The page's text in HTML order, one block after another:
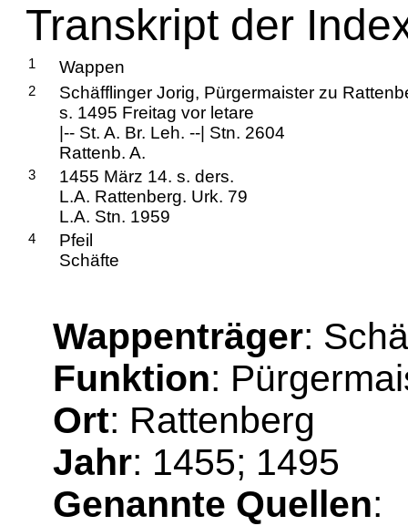
Transkript der
1 Wappen
2
Schäfflinger Jorig, Pürgermaister zu
s. 1495 Freitag vor letare
|-- St. A. Br. Leh. --| Stn. 2604
Rattenb. A.
3
1455 März 14. s. ders.
L.A. Rattenberg. Urk. 79
L.A. Stn. 1959
4
Pfeil
Schäfte
Wappenträger:
Funktion:
Ort: Rattenberg
Jahr: 1455; 1495
Genannte Quellen: